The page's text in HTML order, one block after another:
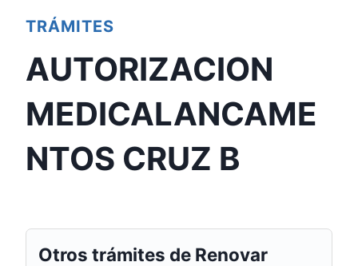
TRÁMITES
AUTORIZACION
MEDICALANCAME
NTOS CRUZ B
Otros trámites de Renovar